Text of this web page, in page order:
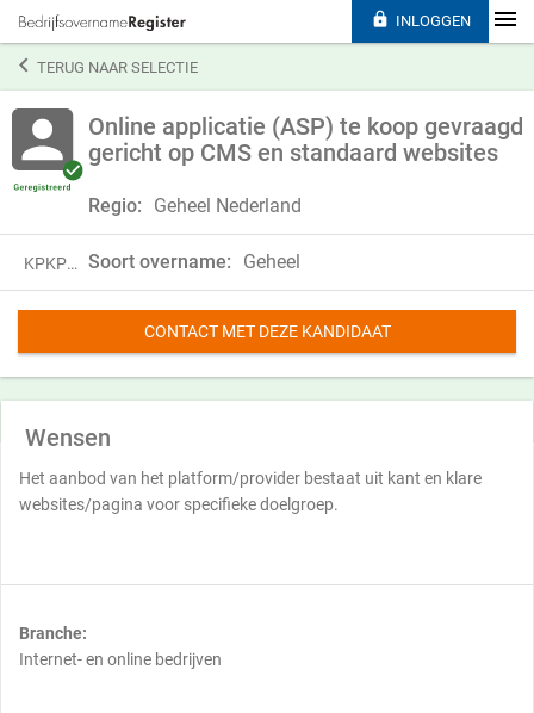
TERUG NAAR SELECTIE
Online applicatie (ASP) te koop gevraagd
gericht op CMS en standaard websites
Regio: Geheel Nederland
KPKP19VTC29J Soort overname: Geheel
CONTACT MET DEZE KANDIDAAT
Wensen
Het aanbod van het platform/provider bestaat uit kant en klare
websites/pagina voor specifieke doelgroep.
Branche:
Internet- en online bedrijven
 INLOGGEN